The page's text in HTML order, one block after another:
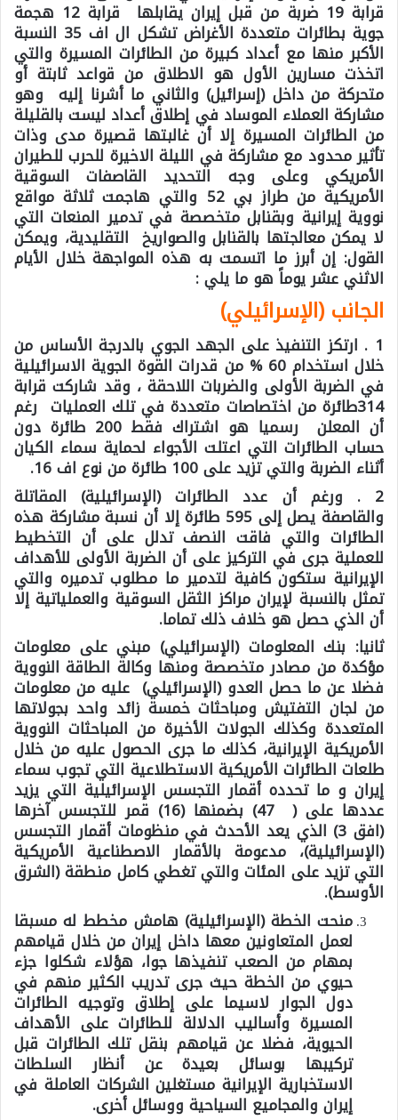
قرابة 19 ضربة من قبل إيران يقابلها قرابة 12 هجمة
جوية بطائرات متعددة الأغراض تشكل ال اف 35 النسبة
الأكبر منها مع أعداد كبيرة من الطائرات المسيرة والتي
اتخذت مسارين الأول هو الاطلاق من قواعد ثابتة أو
متحركة من داخل (إسرائيل) والثاني ما أشرنا إليه وهو
مشاركة العملاء الموساد في إطلاق أعداد ليست بالقليلة
من الطائرات المسيرة إلا أن غالبتها قصيرة مدى وذات
تأثير محدود مع مشاركة في الليلة الاخيرة للحرب للطيران
الأمريكي وعلى وجه التحديد القاصفات السوقية
الأمريكية من طراز بي 52 والتي هاجمت ثلاثة مواقع
نووية إيرانية وبقنابل متخصصة في تدمير المنعات التي
لا يمكن معالجتها بالقنابل والصواريخ التقليدية، ويمكن
القول: إن أبرز ما اتسمت به هذه المواجهة خلال الأيام
الاثني عشر يوماً هو ما يلي :
الجانب (الإسرائيلي)
1 . ارتكز التنفيذ على الجهد الجوي بالدرجة الأساس من
خلال استخدام 60 % من قدرات القوة الجوية الاسرائيلية
في الضربة الأولى والضربات اللاحقة ، وقد شاركت قرابة
314طائرة من اختصاصات متعددة في تلك العمليات رغم
أن المعلن رسميا هو اشتراك فقط 200 طائرة دون
حساب الطائرات التي اعتلت الأجواء لحماية سماء الكيان
أثناء الضربة والتي تزيد على 100 طائرة من نوع اف 16.
2 . ورغم أن عدد الطائرات (الإسرائيلية) المقاتلة
والقاصفة يصل إلى 595 طائرة إلا أن نسبة مشاركة هذه
الطائرات والتي فاقت النصف تدلل على أن التخطيط
للعملية جرى في التركيز على أن الضربة الأولى للأهداف
الإيرانية ستكون كافية لتدمير ما مطلوب تدميره والتي
تمثل بالنسبة لإيران مراكز الثقل السوقية والعملياتية إلا
أن الذي حصل هو خلاف ذلك تماما.
ثانيا: بنك المعلومات (الإسرائيلي) مبني على معلومات
مؤكدة من مصادر متخصصة ومنها وكالة الطاقة النووية
فضلا عن ما حصل العدو (الإسرائيلي) عليه من معلومات
من لجان التفتيش ومباحثات خمسة زائد واحد بجولاتها
المتعددة وكذلك الجولات الأخيرة من المباحثات النووية
الأمريكية الإيرانية، كذلك ما جرى الحصول عليه من خلال
طلعات الطائرات الأمريكية الاستطلاعية التي تجوب سماء
إيران و ما تحدده أقمار التجسس الإسرائيلية التي يزيد
عددها على ( 47) بضمنها (16) قمر للتجسس آخرها
(افق 3) الذي يعد الأحدث في منظومات أقمار التجسس
(الإسرائيلية)، مدعومة بالأقمار الاصطناعية الأمريكية
التي تزيد على المئات والتي تغطي كامل منطقة (الشرق
الأوسط).
منحت الخطة (الإسرائيلية) هامش مخطط له مسبقا
لعمل المتعاونين معها داخل إيران من خلال قيامهم
بمهام من الصعب تنفيذها جوا، هؤلاء شكلوا جزء
حيوي من الخطة حيث جرى تدريب الكثير منهم في
دول الجوار لاسيما على إطلاق وتوجيه الطائرات
المسيرة وأساليب الدلالة للطائرات على الأهداف
الحيوية، فضلا عن قيامهم بنقل تلك الطائرات قبل
تركيبها بوسائل بعيدة عن أنظار السلطات
الاستخبارية الإيرانية مستغلين الشركات العاملة في
إيران والمجاميع السياحية ووسائل أخرى.